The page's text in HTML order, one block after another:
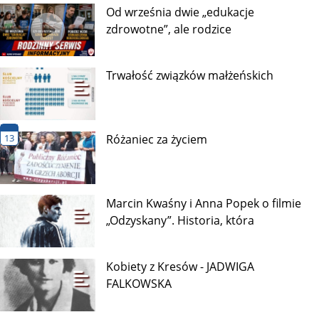
Od września dwie „edukacje
zdrowotne”, ale rodzice
Trwałość związków małżeńskich
13 Różaniec za życiem
Marcin Kwaśny i Anna Popek o filmie
„Odzyskany”. Historia, która
Kobiety z Kresów - JADWIGA
FALKOWSKA